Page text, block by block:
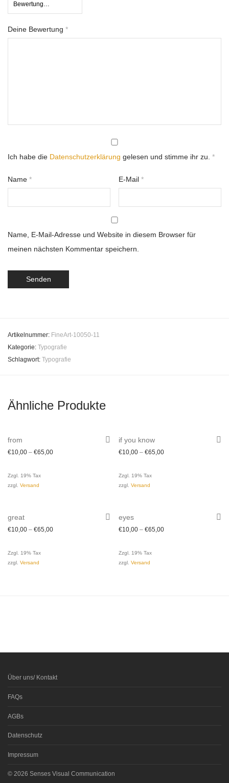
Deine Bewertung *
Ich habe die Datenschutzerklärung gelesen und stimme ihr zu. *
Name * E-Mail*
Name, E-Mail-Adresse und Website in diesem Browser für
meinen nächsten Kommentar speichern.
Artikelnummer: FineArt-10050-11
Kategorie: Typografie
Schlagwort: Typografie
Ähnliche Produkte
from
€10,00 – €65,00
Zzgl. 19% Tax
zzgl. Versand
if you know
€10,00 – €65,00
Zzgl. 19% Tax
zzgl. Versand
great
€10,00 – €65,00
Zzgl. 19% Tax
zzgl. Versand
eyes
€10,00 – €65,00
Zzgl. 19% Tax
zzgl. Versand
Über uns/ Kontakt
FAQs
AGBs
Datenschutz
Impressum
© 2026 Senses Visual Communication